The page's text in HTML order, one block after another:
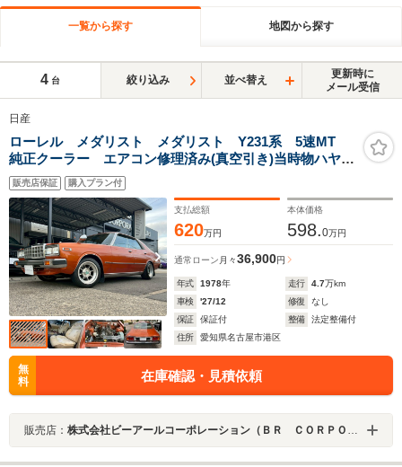
一覧から探す 地図から探す
4 台 絞り込み 並べ替え
更新時に
メール受信
日産
ローレル メダリスト メダリスト Y231系 5速MT
純正クーラー エアコン修理済み(真空引き)当時物ハヤシ
ホイール 車高調 ステンレスマフラー ダイナモ交換
済 2000cc 内装オリジナルコンディション
販売店保証 購入プラン付
支払総額
620万円
本体価格
598.0万円
通常ローン 月々36,900円
年式 1978年 走行 4.7万km
車検
'27/12 修復
なし
保証
保証付 整備
法定整備付
住所
愛知県名古屋市港区
無
料
在庫確認・見積依頼
販売店： 株式会社ビーアールコーポレーション（ＢＲ ＣＯＲＰＯＲＡＴＩＯＮ）